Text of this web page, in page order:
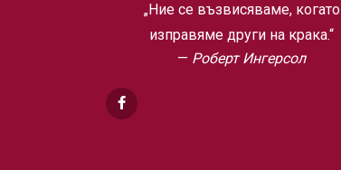
„Ние се възвисяваме, когато
изправяме други на крака.“
Роберт Ингерсол